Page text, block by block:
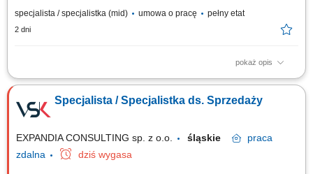
specjalista / specjalistka (mid) umowa o pracę pełny etat
2 dni
pokaż opis
Opis stanowiska: Aktywne pozyskiwanie klientów instytucjonalnych i
Prowadzenie prezentacji rozwiązań edukacyjnych, asortymentu
rozwojowego oraz nowoczesnych elektroniki i wyposażenia dla
Specjalista / Specjalistka ds. Sprzedaży
EXPANDIA CONSULTING sp. z o.o. śląskie
praca
zdalna
dziś wygasa